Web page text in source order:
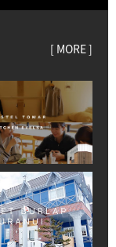
[ MORE ]